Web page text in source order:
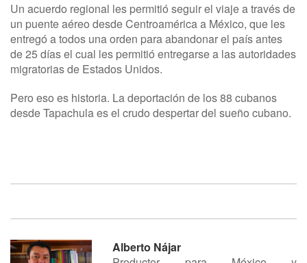
Un acuerdo regional les permitió seguir el viaje a través de
un puente aéreo desde Centroamérica a México, que les
entregó a todos una orden para abandonar el país antes
de 25 días el cual les permitió entregarse a las autoridades
migratorias de Estados Unidos.
Pero eso es historia. La deportación de los 88 cubanos
desde Tapachula es el crudo despertar del sueño cubano.
Alberto Nájar